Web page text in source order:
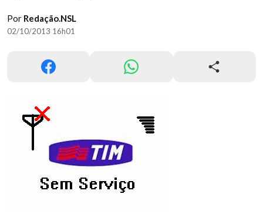
Por Redação.NSL
02/10/2013 16h01